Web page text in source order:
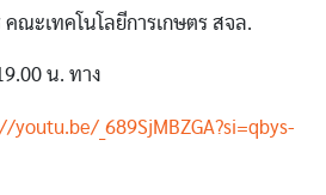
ณะเทคโนโลยีการเกษตร สจล.
น. ทาง
youtu.be/_689SjMBZGA?si=qbys-